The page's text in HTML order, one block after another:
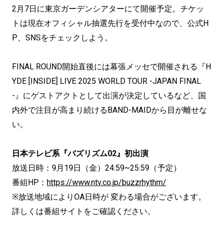
2月7日に東京ガーデンシアターにて開催予定。チケッ
トは現在オフィシャル抽選先行を受付中なので、公式H
P、SNSをチェックしよう。
FINAL ROUND開始直後には幕張メッセで開催される『H
YDE [INSIDE] LIVE 2025 WORLD TOUR -JAPAN FINAL
-』にゲストアクトとして出演が決定しているなど、国
内外で注目が高まり続けるBAND-MAIDから目が離せな
い。
日本テレビ系『バズリズム02』初出演
放送日時：9月19日（金）24:59~25:59（予定）
番組HP： https://www.ntv.co.jp/buzzrhythm/
※放送地域によりOA日時が 変わる場合がございます。
詳しくは番組サイトをご確認ください。